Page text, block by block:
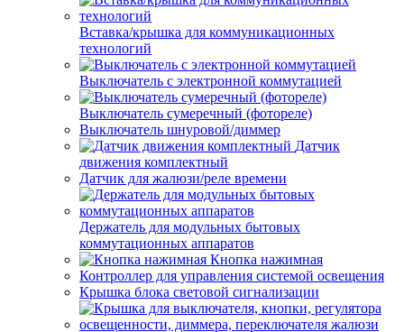
Вставка/крышка для коммуникационных
технологий
Выключатель с электронной коммутацией
Выключатель сумеречный (фотореле)
Выключатель шнуровой/диммер
Датчик
движения комплектный
Датчик для жалюзи/реле времени
Держатель для модульных бытовых
коммутационных аппаратов
Кнопка нажимная
Контроллер для управления системой освещения
Крышка блока световой сигнализации